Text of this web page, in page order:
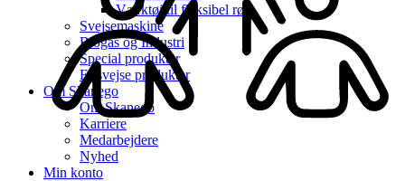
Værktøj til fleksibel rør
Svejsemaskine
Biogas og Industri
Special produkter
El-svejse produkter
Om Skanego
Om Skanego
Karriere
Medarbejdere
Nyhed
Min konto